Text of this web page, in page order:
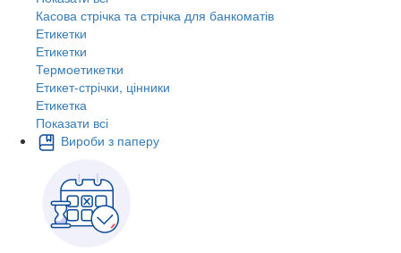
Касова стрічка та стрічка для банкоматів
Етикетки
Етикетки
Термоетикетки
Етикет-стрічки, цінники
Етикетка
Показати всі
Вироби з паперу